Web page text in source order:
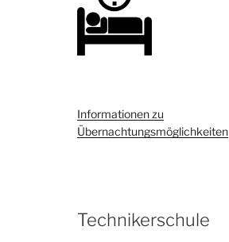
Informationen zu
Übernachtungsmöglichkeiten
Technikerschule